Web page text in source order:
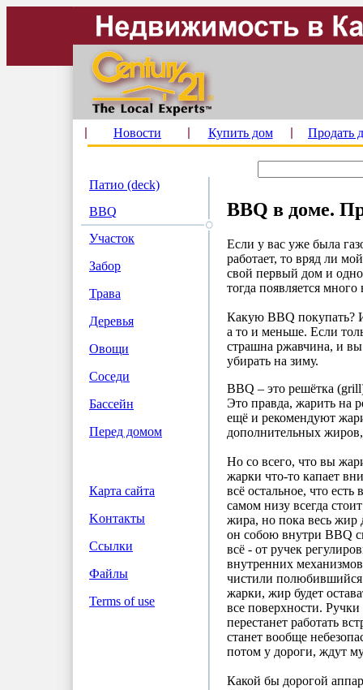
Новости Купить дом Продать
Патио (deck)
BBQ
Участок
Забор
Трава
Деревья
Овощи
Соседи
Бассейн
Перед домом
Карта сайта
Koнтакты
Ссылки
Файлы
Terms of use
BBQ в доме.
Если у вас уже была
работает, то вряд ли
свой первый дом и
тогда появляется много
Какую BBQ покупать?
а то и меньше. Если
страшна ржавчина, и вы
убирать на зиму.
BBQ – это решётка
Это правда, жарить на
ещё и рекомендуют
дополнительных
Но со всего, что вы
жарки что-то капает
всё остальное, что
самом низу всегда
жира, но пока весь жир
он собою внутри BBQ
всё - от ручек
внутренних
чистили полюбившийся
жарки, жир будет
все поверхности.
перестанет работать
станет вообще
потом у дороги, ждут
Какой бы дорогой